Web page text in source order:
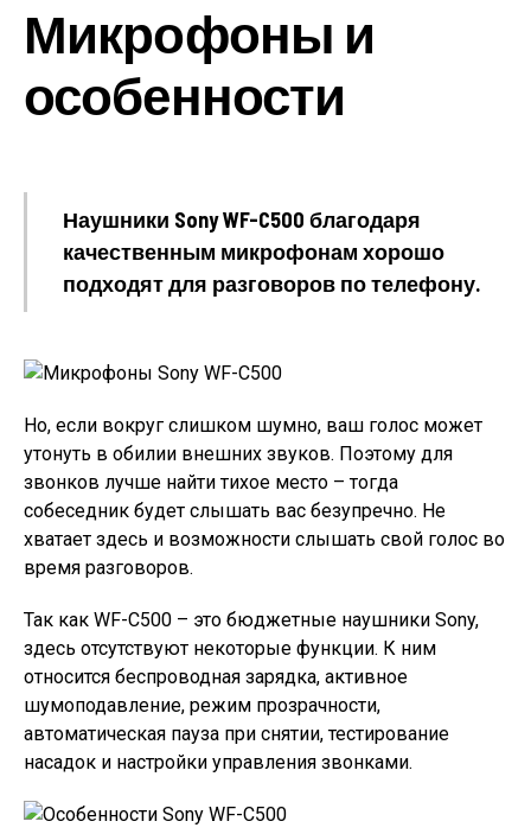
Микрофоны и
особенности
Наушники Sony WF-C500 благодаря
качественным микрофонам хорошо
подходят для разговоров по телефону.
Но, если вокруг слишком шумно, ваш голос может
утонуть в обилии внешних звуков. Поэтому для
звонков лучше найти тихое место – тогда
собеседник будет слышать вас безупречно. Не
хватает здесь и возможности слышать свой голос во
время разговоров.
Так как WF-C500 – это бюджетные наушники Sony,
здесь отсутствуют некоторые функции. К ним
относится беспроводная зарядка, активное
шумоподавление, режим прозрачности,
автоматическая пауза при снятии, тестирование
насадок и настройки управления звонками.